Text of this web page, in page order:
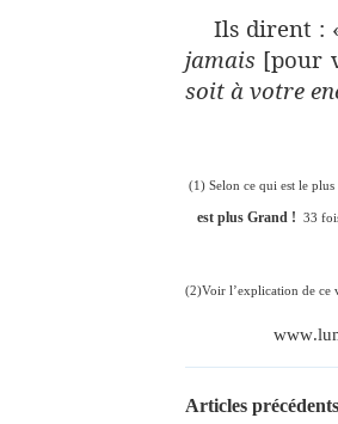
Ils dirent :
jamais [pour
soit à votre
(1) Selon ce qui est le
est plus Grand ! 33
(2)Voir l’explication de ce
www.
Articles